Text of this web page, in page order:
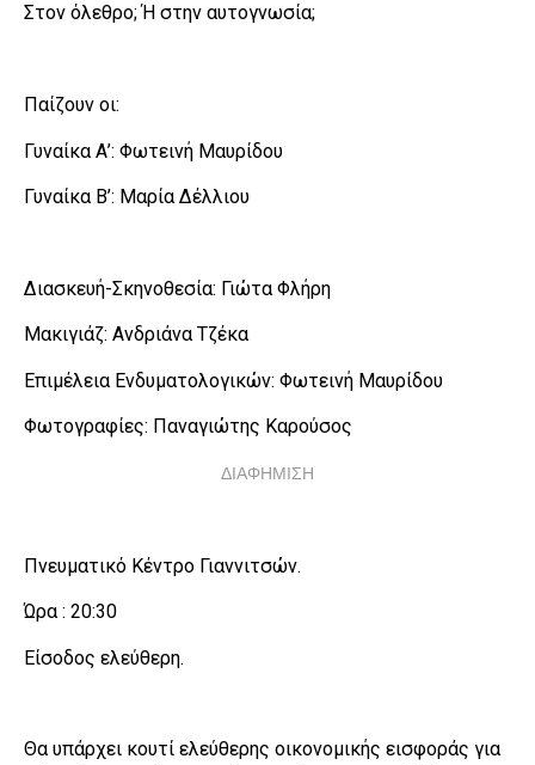
Στον όλεθρο; Ή στην αυτογνωσία;
Παίζουν οι:
Γυναίκα Α’: Φωτεινή Μαυρίδου
Γυναίκα Β’: Μαρία Δέλλιου
Διασκευή-Σκηνοθεσία: Γιώτα Φλήρη
Μακιγιάζ: Ανδριάνα Τζέκα
Επιμέλεια Ενδυματολογικών: Φωτεινή Μαυρίδου
Φωτογραφίες: Παναγιώτης Καρούσος
ΔΙΑΦΗΜΙΣΗ
Πνευματικό Κέντρο Γιαννιτσών.
Ώρα : 20:30
Είσοδος ελεύθερη.
Θα υπάρχει κουτί ελεύθερης οικονομικής εισφοράς για